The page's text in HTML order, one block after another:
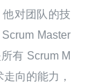
对团队的技
Master
有 Scrum M
向的能力，